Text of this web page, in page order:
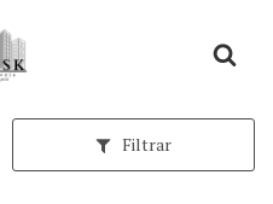
inicial
Filtrar